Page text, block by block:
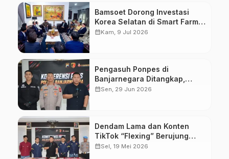
Bamsoet Dorong Investasi
Korea Selatan di Smart Farm,
Kosmetik, dan Otomotif
calendar_monthKam, 9 Jul 2026
Pengasuh Ponpes di
Banjarnegara Ditangkap,
Diduga Cabuli Empat
calendar_monthSen, 29 Jun 2026
Dendam Lama dan Konten
TikTok “Flexing” Berujung
Pembakaran Mobil Istri Kades
calendar_monthSel, 19 Mei 2026